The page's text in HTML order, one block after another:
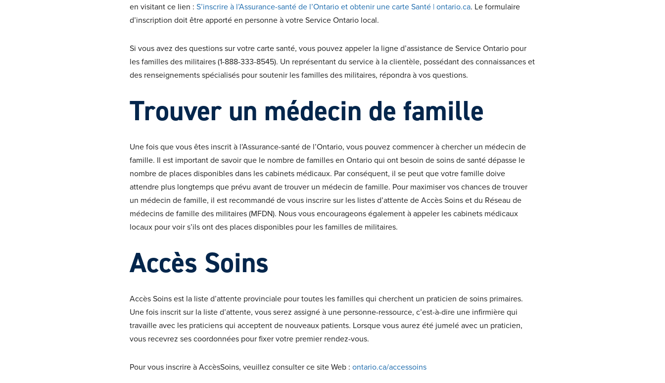
en visitant ce lien : S’inscrire à l’Assurance-santé de l’Ontario et obtenir une carte Santé | ontario.ca. Le formulaire
d’inscription doit être apporté en personne à votre Service Ontario local.
Si vous avez des questions sur votre carte santé, vous pouvez appeler la ligne d’assistance de Service Ontario pour
les familles des militaires (1-888-333-8545). Un représentant du service à la clientèle, possédant des connaissances et
des renseignements spécialisés pour soutenir les familles des militaires, répondra à vos questions.
Trouver un médecin de famille
Une fois que vous êtes inscrit à l’Assurance-santé de l’Ontario, vous pouvez commencer à chercher un médecin de
famille. Il est important de savoir que le nombre de familles en Ontario qui ont besoin de soins de santé dépasse le
nombre de places disponibles dans les cabinets médicaux. Par conséquent, il se peut que votre famille doive
attendre plus longtemps que prévu avant de trouver un médecin de famille. Pour maximiser vos chances de trouver
un médecin de famille, il est recommandé de vous inscrire sur les listes d’attente de Accès Soins et du Réseau de
médecins de famille des militaires (MFDN). Nous vous encourageons également à appeler les cabinets médicaux
locaux pour voir s’ils ont des places disponibles pour les familles de militaires.
Accès Soins
Accès Soins est la liste d’attente provinciale pour toutes les familles qui cherchent un praticien de soins primaires.
Une fois inscrit sur la liste d’attente, vous serez assigné à une personne-ressource, c’est-à-dire une infirmière qui
travaille avec les praticiens qui acceptent de nouveaux patients. Lorsque vous aurez été jumelé avec un praticien,
vous recevrez ses coordonnées pour fixer votre premier rendez-vous.
Pour vous inscrire à AccèsSoins, veuillez consulter ce site Web : ontario.ca/accessoins